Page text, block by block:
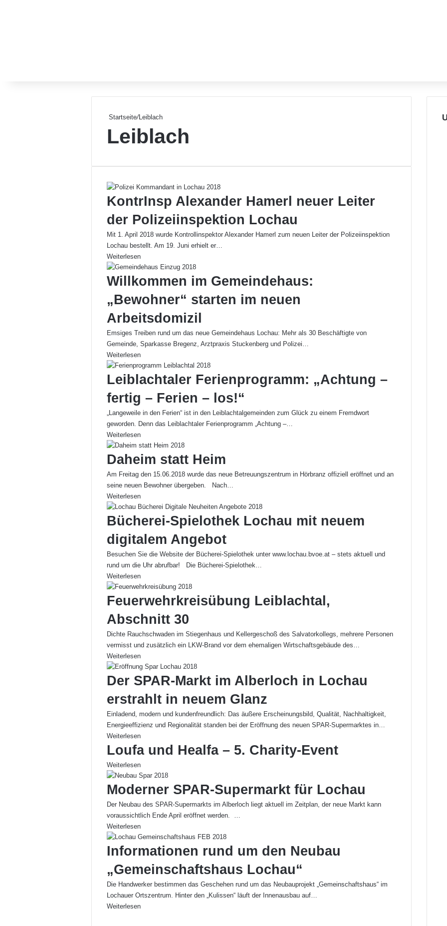
Startseite/Leiblach
Leiblach
KontrInsp Alexander Hamerl neuer Leiter
der Polizeiinspektion Lochau
Mit 1. April 2018 wurde Kontrollinspektor Alexander Hamerl zum neuen Leiter der Polizeiinspektion
Lochau bestellt. Am 19. Juni erhielt er…
Weiterlesen
Willkommen im Gemeindehaus:
„Bewohner“ starten im neuen
Arbeitsdomizil
Emsiges Treiben rund um das neue Gemeindehaus Lochau: Mehr als 30 Beschäftigte von
Gemeinde, Sparkasse Bregenz, Arztpraxis Stuckenberg und Polizei…
Weiterlesen
Leiblachtaler Ferienprogramm: „Achtung –
fertig – Ferien – los!“
„Langeweile in den Ferien“ ist in den Leiblachtalgemeinden zum Glück zu einem Fremdwort
geworden. Denn das Leiblachtaler Ferienprogramm „Achtung –…
Weiterlesen
Daheim statt Heim
Am Freitag den 15.06.2018 wurde das neue Betreuungszentrum in Hörbranz offiziell eröffnet und an
seine neuen Bewohner übergeben. Nach…
Weiterlesen
Bücherei-Spielothek Lochau mit neuem
digitalem Angebot
Besuchen Sie die Website der Bücherei-Spielothek unter www.lochau.bvoe.at – stets aktuell und
rund um die Uhr abrufbar! Die Bücherei-Spielothek…
Weiterlesen
Feuerwehrkreisübung Leiblachtal,
Abschnitt 30
Dichte Rauchschwaden im Stiegenhaus und Kellergeschoß des Salvatorkollegs, mehrere Personen
vermisst und zusätzlich ein LKW-Brand vor dem ehemaligen Wirtschaftsgebäude des…
Weiterlesen
Der SPAR-Markt im Alberloch in Lochau
erstrahlt in neuem Glanz
Einladend, modern und kundenfreundlich: Das äußere Erscheinungsbild, Qualität, Nachhaltigkeit,
Energieeffizienz und Regionalität standen bei der Eröffnung des neuen SPAR-Supermarktes in…
Weiterlesen
Loufa und Healfa – 5. Charity-Event
Weiterlesen
Moderner SPAR-Supermarkt für Lochau
Der Neubau des SPAR-Supermarkts im Alberloch liegt aktuell im Zeitplan, der neue Markt kann
voraussichtlich Ende April eröffnet werden. …
Weiterlesen
Informationen rund um den Neubau
„Gemeinschaftshaus Lochau“
Die Handwerker bestimmen das Geschehen rund um das Neubauprojekt „Gemeinschaftshaus“ im
Lochauer Ortszentrum. Hinter den „Kulissen“ läuft der Innenausbau auf…
Weiterlesen